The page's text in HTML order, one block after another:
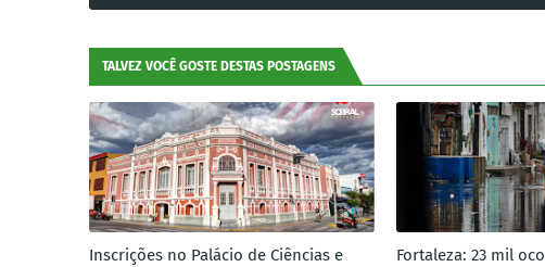
TALVEZ VOCÊ GOSTE DESTAS POSTAGENS
Inscrições no Palácio de Ciências e
Fortaleza: 23 mil